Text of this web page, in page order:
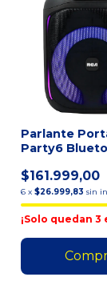
Parlante
Party6
$161.999,00
6 x $26.999,83 sin
¡Solo quedan 3